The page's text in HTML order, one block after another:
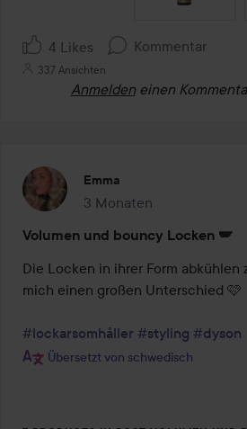
4 Likes Kommentar
337 Ansichten
Anmelden einen
Emma
3 Monaten
Der Beitrag wurde 3
Volumen und bouncy Locken 🪽
Die Locken in ihrer Form abkühlen
mich einen großen Unterschied 🩷
#lockarsomhåller #styling #dyson
Übersetzt von schwedisch